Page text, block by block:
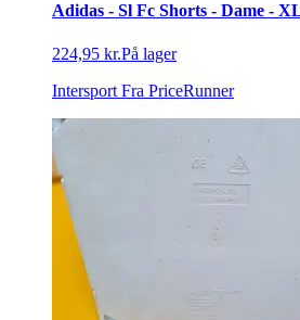
Adidas - Sl Fc Shorts - Dame -
224,95 kr.På lager
Intersport Fra PriceRunner